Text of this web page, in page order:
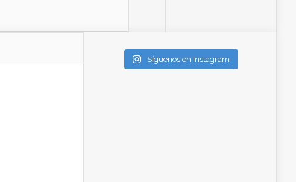
Síguenos en Instagram